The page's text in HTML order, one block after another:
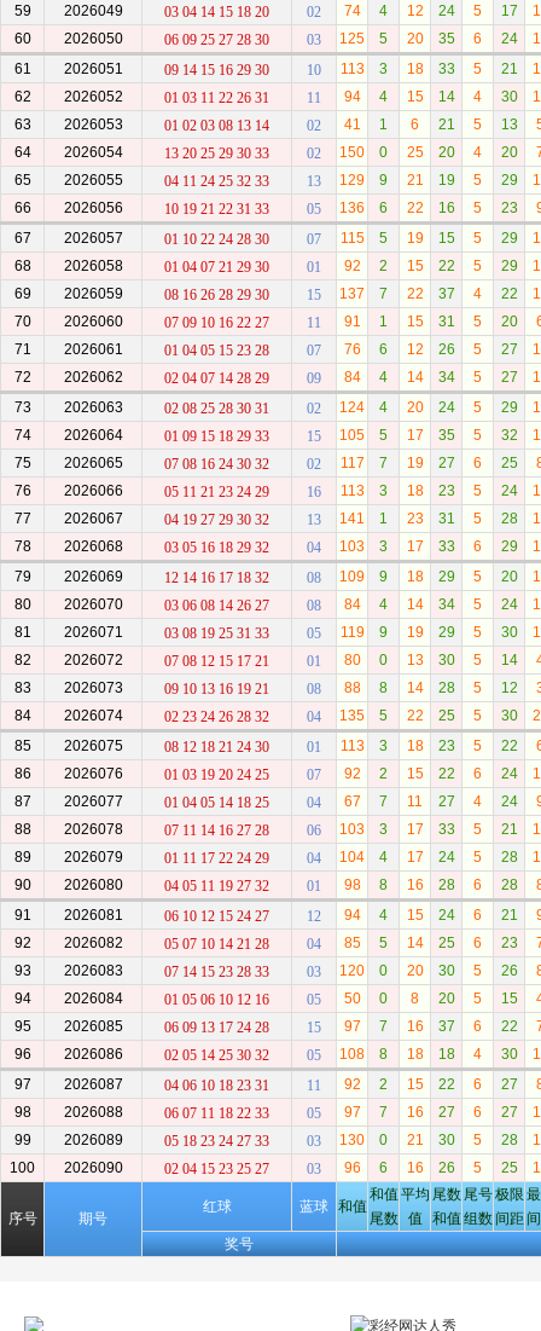
59
2026049 03 04 14 15 18 20 02 74 4 12 24 5 17
60
2026050 06 09 25 27 28 30 03 125 5 20 35 6 24
61
2026051 09 14 15 16 29 30 10 113 3 18 33 5 21
62
2026052 01 03 11 22 26 31 11 94 4 15 14 4 30
63
2026053 01 02 03 08 13 14 02 41 1 6 21 5 13
64
2026054 13 20 25 29 30 33 02 150 0 25 20 4 20
65
2026055 04 11 24 25 32 33 13 129 9 21 19 5 29
66
2026056 10 19 21 22 31 33 05 136 6 22 16 5 23
67
2026057 01 10 22 24 28 30 07 115 5 19 15 5 29
68
2026058 01 04 07 21 29 30 01 92 2 15 22 5 29
69
2026059 08 16 26 28 29 30 15 137 7 22 37 4 22
70
2026060 07 09 10 16 22 27 11 91 1 15 31 5 20
71
2026061 01 04 05 15 23 28 07 76 6 12 26 5 27
72
2026062 02 04 07 14 28 29 09 84 4 14 34 5 27
73
2026063 02 08 25 28 30 31 02 124 4 20 24 5 29
74
2026064 01 09 15 18 29 33 15 105 5 17 35 5 32
75
2026065 07 08 16 24 30 32 02 117 7 19 27 6 25
76
2026066 05 11 21 23 24 29 16 113 3 18 23 5 24
77
2026067 04 19 27 29 30 32 13 141 1 23 31 5 28
78
2026068 03 05 16 18 29 32 04 103 3 17 33 6 29
79
2026069 12 14 16 17 18 32 08 109 9 18 29 5 20
80
2026070 03 06 08 14 26 27 08 84 4 14 34 5 24
81
2026071 03 08 19 25 31 33 05 119 9 19 29 5 30
82
2026072 07 08 12 15 17 21 01 80 0 13 30 5 14
83
2026073 09 10 13 16 19 21 08 88 8 14 28 5 12
84
2026074 02 23 24 26 28 32 04 135 5 22 25 5 30
85
2026075 08 12 18 21 24 30 01 113 3 18 23 5 22
86
2026076 01 03 19 20 24 25 07 92 2 15 22 6 24
87
2026077 01 04 05 14 18 25 04 67 7 11 27 4 24
88
2026078 07 11 14 16 27 28 06 103 3 17 33 5 21
89
2026079 01 11 17 22 24 29 04 104 4 17 24 5 28
90
2026080 04 05 11 19 27 32 01 98 8 16 28 6 28
91
2026081 06 10 12 15 24 27 12 94 4 15 24 6 21
92
2026082 05 07 10 14 21 28 04 85 5 14 25 6 23
93
2026083 07 14 15 23 28 33 03 120 0 20 30 5 26
94
2026084 01 05 06 10 12 16 05 50 0 8 20 5 15
95
2026085 06 09 13 17 24 28 15 97 7 16 37 6 22
96
2026086 02 05 14 25 30 32 05 108 8 18 18 4 30
97
2026087 04 06 10 18 23 31 11 92 2 15 22 6 27
98
2026088 06 07 11 18 22 33 05 97 7 16 27 6 27
99
2026089 05 18 23 24 27 33 03 130 0 21 30 5 28
100
2026090 02 04 15 23 25 27 03 96 6 16 26 5 25
序号 期号
红球 蓝球 和值
和值
尾数
平均
值
尾数
和值
尾号
组数
极限
间距
奖号